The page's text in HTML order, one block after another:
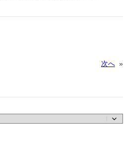
次へ »